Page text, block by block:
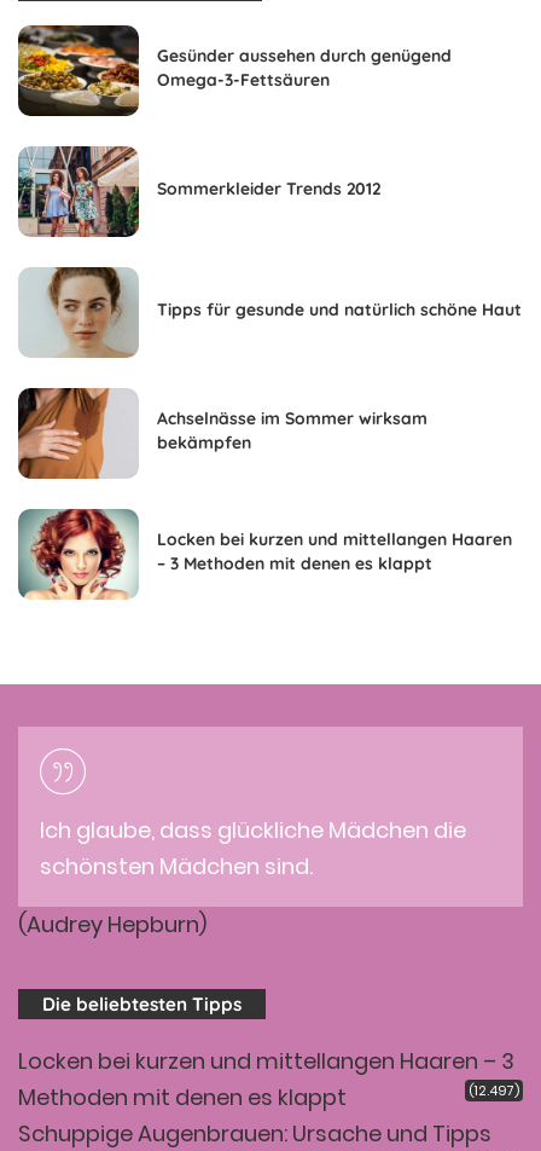
Gesünder aussehen durch genügend
Omega-3-Fettsäuren
Sommerkleider Trends 2012
Tipps für gesunde und natürlich schöne Haut
Achselnässe im Sommer wirksam
bekämpfen
Locken bei kurzen und mittellangen Haaren
– 3 Methoden mit denen es klappt
Ich glaube, dass glückliche Mädchen die
schönsten Mädchen sind.
(Audrey Hepburn)
Die beliebtesten Tipps
Locken bei kurzen und mittellangen Haaren – 3
Methoden mit denen es klappt
(12.497)
Schuppige Augenbrauen: Ursache und Tipps